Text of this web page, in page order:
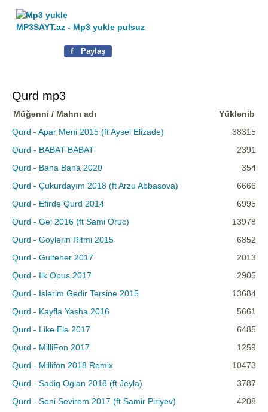
MP3SAYT.az - Mp3 yukle pulsuz
f Paylaş
Qurd mp3
Müğənni / Mahnı adı
Yüklənib
Qurd - Apar Meni 2015 (ft Aysel Elizade)
38315
Qurd - BABAT BABAT
2391
Qurd - Bana Bana 2020
354
Qurd - Çukurdayım 2018 (ft Arzu Abbasova)
6666
Qurd - Efirde Qurd 2014
6995
Qurd - Gel 2016 (ft Sami Oruc)
13978
Qurd - Goylerin Ritmi 2015
6852
Qurd - Gulteher 2017
2013
Qurd - Ilk Opus 2017
2905
Qurd - Islerim Gedir Tersine 2015
13684
Qurd - Kayfla Yasha 2016
5661
Qurd - Like Ele 2017
6485
Qurd - MilliFon 2017
1259
Qurd - Millifon 2018 Remix
10473
Qurd - Sadiq Oglan 2018 (ft Jeyla)
3787
Qurd - Seni Sevirem 2017 (ft Samir Piriyev)
4208